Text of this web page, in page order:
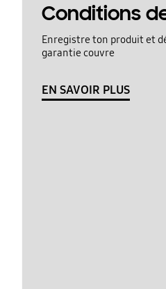
Conditions
Enregistre ton produit et
garantie couvre
EN SAVOIR PLUS